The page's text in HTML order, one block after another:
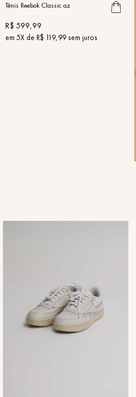
Tênis Reebok Classic az
R$ 599,99
em 5X de R$ 119,99sem juros